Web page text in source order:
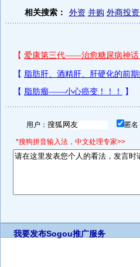
相关搜索： 外资 并购 外商投
用户： 匿
*搜狗拼音输入法，中文处理专家>>
我要发布Sogou推广服务